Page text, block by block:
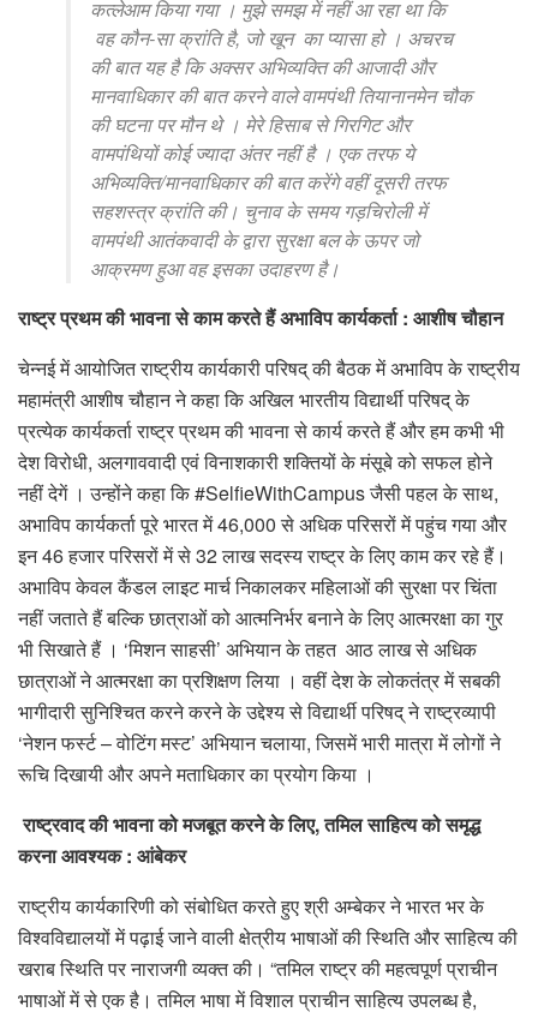
कत्लेआम किया गया । मुझे समझ में नहीं आ रहा था कि
वह कौन-सा क्रांति है, जो खून का प्यासा हो । अचरच
की बात यह है कि अक्सर अभिव्यक्ति की आजादी और
मानवाधिकार की बात करने वाले वामपंथी तियानानमेन चौक
की घटना पर मौन थे । मेरे हिसाब से गिरगिट और
वामपंथियों कोई ज्यादा अंतर नहीं है । एक तरफ ये
अभिव्यक्ति/मानवाधिकार की बात करेंगे वहीं दूसरी तरफ
सहशस्त्र क्रांति की। चुनाव के समय गड़चिरोली में
वामपंथी आतंकवादी के द्वारा सुरक्षा बल के ऊपर जो
आक्रमण हुआ वह इसका उदाहरण है।
राष्ट्र प्रथम की भावना से काम करते हैं अभाविप कार्यकर्ता: आशीष चौहान
चेन्नई में आयोजित राष्ट्रीय कार्यकारी परिषद् की बैठक में अभाविप के राष्ट्रीय
महामंत्री आशीष चौहान ने कहा कि अखिल भारतीय विद्यार्थी परिषद् के
प्रत्येक कार्यकर्ता राष्ट्र प्रथम की भावना से कार्य करते हैं और हम कभी भी
देश विरोधी, अलगाववादी एवं विनाशकारी शक्तियों के मंसूबे को सफल होने
नहीं देगें । उन्होंने कहा कि #SelfieWithCampus जैसी पहल के साथ,
अभाविप कार्यकर्ता पूरे भारत में 46,000 से अधिक परिसरों में पहुंच गया और
इन 46 हजार परिसरों में से 32 लाख सदस्य राष्ट्र के लिए काम कर रहे हैं।
अभाविप केवल कैंडल लाइट मार्च निकालकर महिलाओं की सुरक्षा पर चिंता
नहीं जताते हैं बल्कि छात्राओं को आत्मनिर्भर बनाने के लिए आत्मरक्षा का गुर
भी सिखाते हैं । ‘मिशन साहसी’ अभियान के तहत आठ लाख से अधिक
छात्राओं ने आत्मरक्षा का प्रशिक्षण लिया । वहीं देश के लोकतंत्र में सबकी
भागीदारी सुनिश्चित करने करने के उद्देश्य से विद्यार्थी परिषद् ने राष्ट्रव्यापी
‘नेशन फर्स्ट – वोटिंग मस्ट’ अभियान चलाया, जिसमें भारी मात्रा में लोगों ने
रूचि दिखायी और अपने मताधिकार का प्रयोग किया ।
राष्ट्रवाद की भावना को मजबूत करने के लिए, तमिल साहित्य को समृद्ध
करना आवश्यक : आंबेकर
राष्ट्रीय कार्यकारिणी को संबोधित करते हुए श्री अम्बेकर ने भारत भर के
विश्वविद्यालयों में पढ़ाई जाने वाली क्षेत्रीय भाषाओं की स्थिति और साहित्य की
खराब स्थिति पर नाराजगी व्यक्त की। “तमिल राष्ट्र की महत्वपूर्ण प्राचीन
भाषाओं में से एक है। तमिल भाषा में विशाल प्राचीन साहित्य उपलब्ध है,